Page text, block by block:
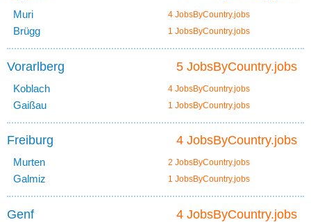
Muri 4 JobsByCountry.jobs
Brügg 1 JobsByCountry.jobs
5 JobsByCountry.jobs
Vorarlberg
Koblach 4 JobsByCountry.jobs
Gaißau 1 JobsByCountry.jobs
4 JobsByCountry.jobs
Freiburg
Murten 2 JobsByCountry.jobs
Galmiz 1 JobsByCountry.jobs
4 JobsByCountry.jobs
Genf